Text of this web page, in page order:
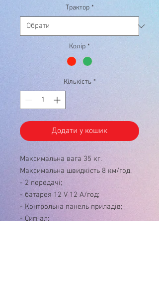
Трактор *
Колір *
Кількість *
Додати у кошик
Максимальна вага 35 кг.
Максимальна швидкість 8 км/год.
- 2 передачі;
- батарея 12 V 12 A/год;
- Контрольна панель приладів;
- Сигнал;